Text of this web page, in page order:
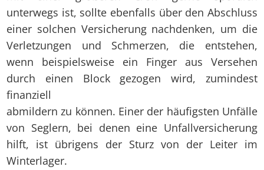
unterwegs ist, sollte ebenfalls über den Abschluss
einer solchen Versicherung nachdenken, um die
Verletzungen und Schmerzen, die entstehen,
wenn beispielsweise ein Finger aus Versehen
durch einen Block gezogen wird, zumindest
finanziell
abmildern zu können. Einer der häufigsten Unfälle
von Seglern, bei denen eine Unfallversicherung
hilft, ist übrigens der Sturz von der Leiter im
Winterlager.